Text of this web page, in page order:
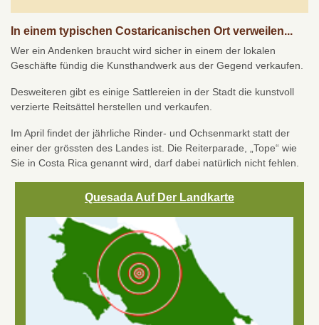
In einem typischen Costaricanischen Ort verweilen...
Wer ein Andenken braucht wird sicher in einem der lokalen
Geschäfte fündig die Kunsthandwerk aus der Gegend verkaufen.
Desweiteren gibt es einige Sattlereien in der Stadt die kunstvoll
verzierte Reitsättel herstellen und verkaufen.
Im April findet der jährliche Rinder- und Ochsenmarkt statt der
einer der grössten des Landes ist. Die Reiterparade, „Tope“ wie
Sie in Costa Rica genannt wird, darf dabei natürlich nicht fehlen.
Quesada Auf Der Landkarte